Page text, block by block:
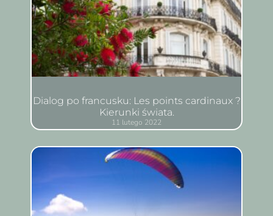
Dialog po francusku: Les points cardinaux ?
Kierunki świata.
11 lutego 2022